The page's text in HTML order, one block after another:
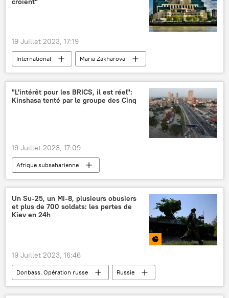
19 Juillet 2023, 17:19
International
Maria Zakharova
Russie
Richard Moore
MI6
Royaume-Uni
services secrets
ministère russe des Affaires étrangères
"L'intérêt pour les BRICS, il est réel":
Kinshasa tenté par le groupe des Cinq
19 Juillet 2023, 17:09
Afrique subsaharienne
République démocratique du Congo (RDC)
BRICS
sommet
Sommet Russie-Afrique (2019)
Un Su-25, un Mi-8, plusieurs obusiers
et plus de 700 soldats: les pertes de
Kiev en 24h
19 Juillet 2023, 16:46
Donbass. Opération russe
Russie
Ukraine
conflit ukrainien